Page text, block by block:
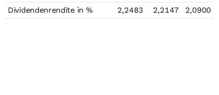
Dividendenrendite in %
2,2483 2,2147 2,0900